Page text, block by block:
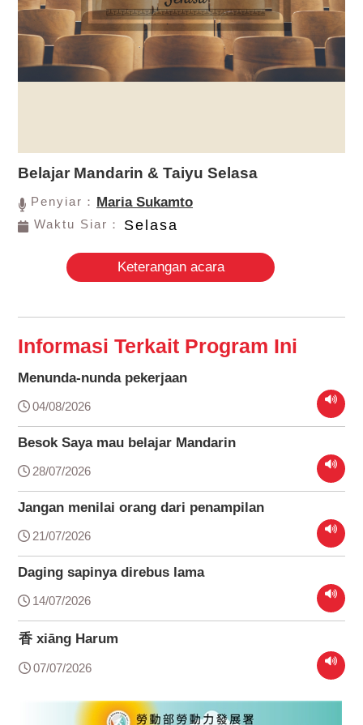
Belajar Mandarin & Taiyu Selasa
Penyiar： Maria Sukamto
Waktu Siar： Selasa
Keterangan acara
Informasi Terkait Program Ini
Menunda-nunda pekerjaan
04/08/2026
Besok Saya mau belajar Mandarin
28/07/2026
Jangan menilai orang dari penampilan
21/07/2026
Daging sapinya direbus lama
14/07/2026
香 xiāng Harum
07/07/2026